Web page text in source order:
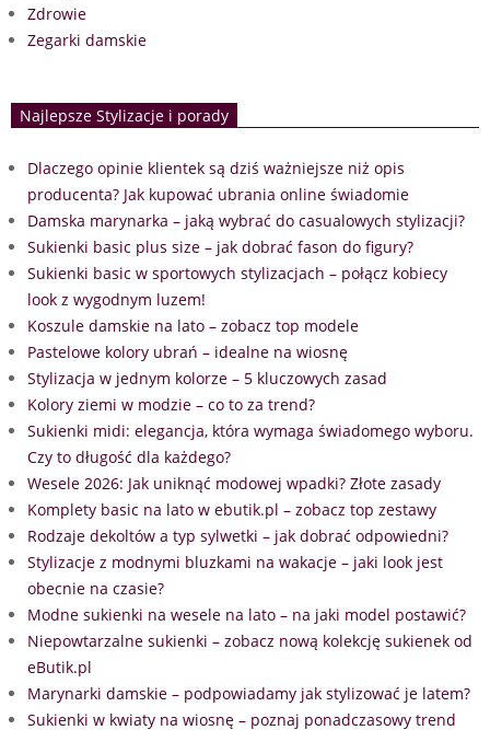
Zdrowie
Zegarki damskie
Najlepsze Stylizacje i porady
Dlaczego opinie klientek są dziś ważniejsze niż opis
producenta? Jak kupować ubrania online świadomie
Damska marynarka – jaką wybrać do casualowych stylizacji?
Sukienki basic plus size – jak dobrać fason do figury?
Sukienki basic w sportowych stylizacjach – połącz kobiecy
look z wygodnym luzem!
Koszule damskie na lato – zobacz top modele
Pastelowe kolory ubrań – idealne na wiosnę
Stylizacja w jednym kolorze – 5 kluczowych zasad
Kolory ziemi w modzie – co to za trend?
Sukienki midi: elegancja, która wymaga świadomego wyboru.
Czy to długość dla każdego?
Wesele 2026: Jak uniknąć modowej wpadki? Złote zasady
Komplety basic na lato w ebutik.pl – zobacz top zestawy
Rodzaje dekoltów a typ sylwetki – jak dobrać odpowiedni?
Stylizacje z modnymi bluzkami na wakacje – jaki look jest
obecnie na czasie?
Modne sukienki na wesele na lato – na jaki model postawić?
Niepowtarzalne sukienki – zobacz nową kolekcję sukienek od
eButik.pl
Marynarki damskie – podpowiadamy jak stylizować je latem?
Sukienki w kwiaty na wiosnę – poznaj ponadczasowy trend